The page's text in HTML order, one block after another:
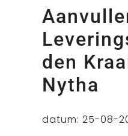
den
Nytha
datum: 25-08-